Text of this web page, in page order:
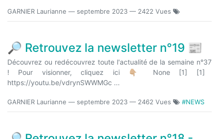
GARNIER Laurianne — septembre 2023 — 2422 Vues
🔎 Retrouvez la newsletter n°19 📰
Découvrez ou redécouvrez toute l'actualité de la semaine n°37
! Pour visionner, cliquez ici 👇🏼 None [1] [1]
https://youtu.be/vdrynSWWMGc ...
GARNIER Laurianne — septembre 2023 — 2462 Vues #NEWS